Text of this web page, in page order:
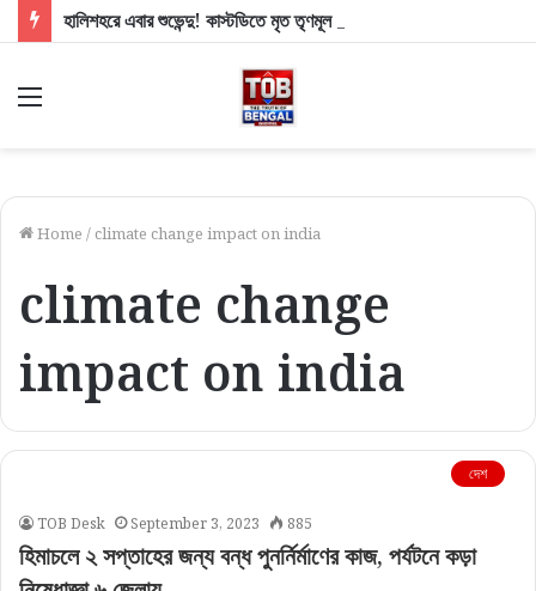
Menu
Home / climate change impact on india
climate change
impact on india
দেশ
TOB Desk September 3, 2023 885
হিমাচলে ২ সপ্তাহের জন্য বন্ধ পুনর্নির্মাণের কাজ, পর্যটনে কড়া